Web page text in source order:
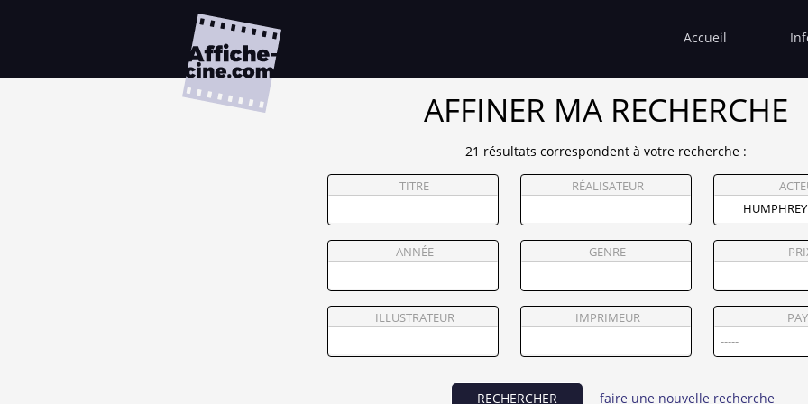
Accueil
AFFINER MA RECHERCHE
21 résultats correspondent à votre recherche :
TITRE RÉALISATEUR
ANNÉE GENRE
ILLUSTRATEUR IMPRIMEUR
RECHERCHER faire une nouvelle recherche